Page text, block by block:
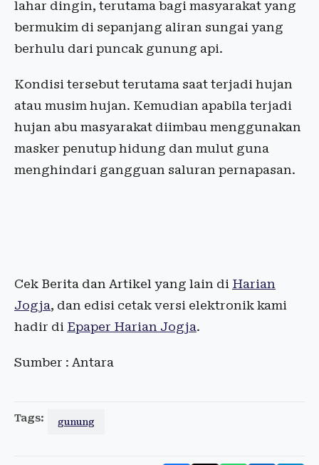
lahar dingin, terutama bagi masyarakat yang
bermukim di sepanjang aliran sungai yang
berhulu dari puncak gunung api.
Kondisi tersebut terutama saat terjadi hujan
atau musim hujan. Kemudian apabila terjadi
hujan abu masyarakat diimbau menggunakan
masker penutup hidung dan mulut guna
menghindari gangguan saluran pernapasan.
Cek Berita dan Artikel yang lain di Harian
Jogja, dan edisi cetak versi elektronik kami
hadir di Epaper Harian Jogja.
Sumber : Antara
Tags: gunung